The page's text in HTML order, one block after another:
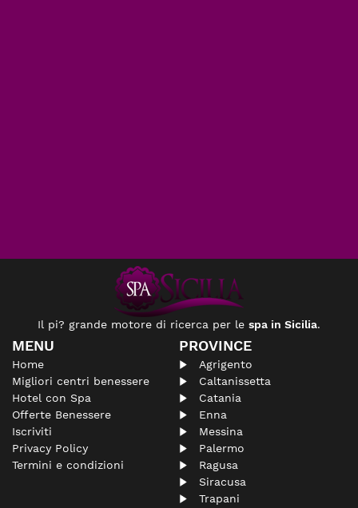
Il pi? grande motore di ricerca per le spa in Sicilia.
MENU
Home
Migliori centri benessere
Hotel con Spa
Offerte Benessere
Iscriviti
Privacy Policy
Termini e condizioni
PROVINCE
Agrigento
Caltanissetta
Catania
Enna
Messina
Palermo
Ragusa
Siracusa
Trapani